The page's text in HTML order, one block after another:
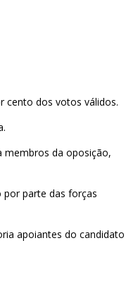
cento dos votos válidos.
membros da oposição,
por parte das forças
apoiantes do candidato